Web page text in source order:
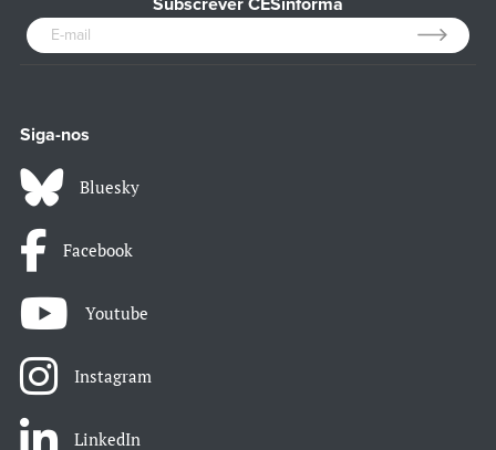
Siga-nos
Bluesky
Facebook
Youtube
Instagram
LinkedIn